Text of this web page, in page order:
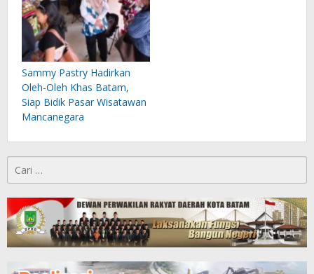
Sammy Pastry Hadirkan
Oleh-Oleh Khas Batam,
Siap Bidik Pasar Wisatawan
Mancanegara
untuk: